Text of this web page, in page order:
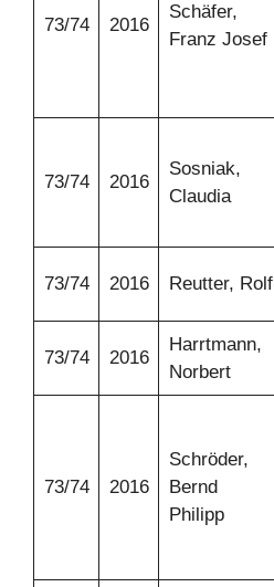
73/74 2016
Schäfer,
Franz Josef
73/74 2016
Sosniak,
Claudia
73/74 2016 Reutter, Rolf
73/74 2016
Harrtmann,
Norbert
73/74 2016
Schröder,
Bernd
Philipp